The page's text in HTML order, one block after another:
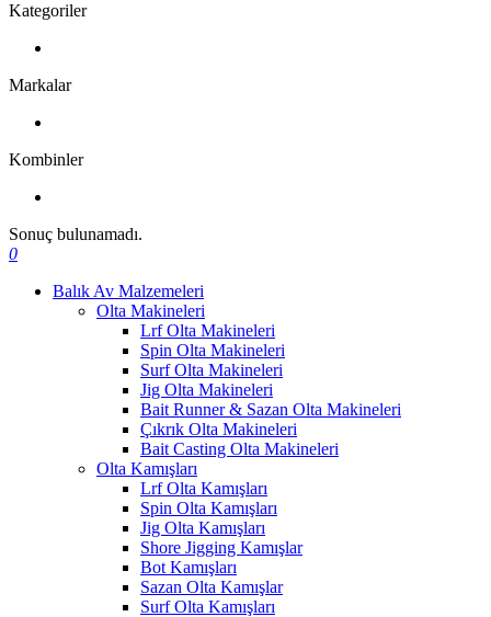
Kategoriler
Markalar
Kombinler
Sonuç bulunamadı.
0
Balık Av Malzemeleri
Olta Makineleri
Lrf Olta Makineleri
Spin Olta Makineleri
Surf Olta Makineleri
Jig Olta Makineleri
Bait Runner & Sazan Olta Makineleri
Çıkrık Olta Makineleri
Bait Casting Olta Makineleri
Olta Kamışları
Lrf Olta Kamışları
Spin Olta Kamışları
Jig Olta Kamışları
Shore Jigging Kamışlar
Bot Kamışları
Sazan Olta Kamışlar
Surf Olta Kamışları